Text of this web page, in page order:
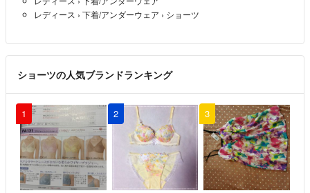
レディース › 下着/アンダーウェア › ショーツ
ショーツの人気ブランドランキング
1 2 3